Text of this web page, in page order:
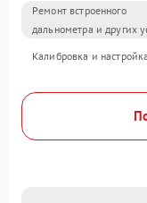
Ремонт встроенного
дальнометра и других
Калибровка и настройка